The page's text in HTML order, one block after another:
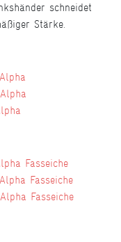
schneidet
Stärke.
Fasseiche
Fasseiche
Fasseiche